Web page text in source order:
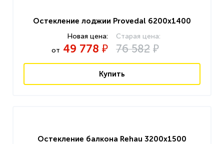
Остекление лоджии Provedal 6200x1400
от 49 778 ₽ 76 582 ₽
Купить
Остекление балкона Rehau 3200x1500